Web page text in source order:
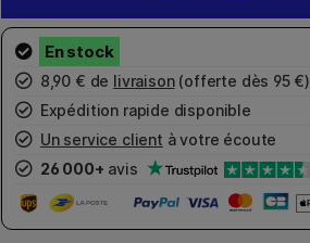
8,90 € de livraison(offerte dès 95
Expédition rapide disponible
Un service client à votre écoute
26 000+ avis